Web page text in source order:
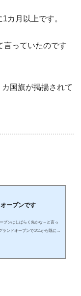
カ月以上です。
言っていたのです
国旗が掲揚されて
ープンです
プンはしばらく先かな～と言っ
ンドオープンで1/11から既にプ